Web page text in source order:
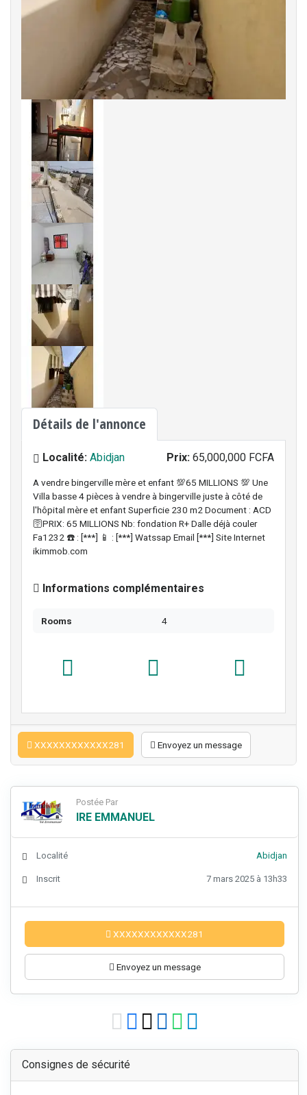
Détails de l'annonce
Localité: Abidjan Prix: 65,000,000 FCFA
A vendre bingerville mère et enfant 💯65 MILLIONS 💯 Une
Villa basse 4 pièces à vendre à bingerville juste à côté de
l'hôpital mère et enfant Superficie 230 m2 Document : ACD
🛜PRIX: 65 MILLIONS Nb: fondation R+ Dalle déjà couler
Fa1232 ☎️ : [***] 📱 : [***] Watssap Email [***] Site Internet
ikimmob.com
Informations complémentaires
Rooms 4
XXXXXXXXXXXX281 Envoyez un message
Postée Par
IRE EMMANUEL
Localité Abidjan
Inscrit 7 mars 2025 à 13h33
XXXXXXXXXXXX281
Envoyez un message
Consignes de sécurité